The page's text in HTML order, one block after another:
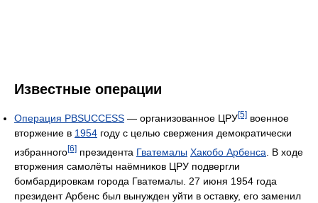
Известные операции
Операция PBSUCCESS — организованное ЦРУ[5] военное
вторжение в 1954 году с целью свержения демократически
избранного[6] президента Гватемалы Хакобо Арбенса . В ходе
вторжения самолёты наёмников ЦРУ подвергли
бомбардировкам города Гватемалы. 27 июня 1954 года
президент Арбенс был вынужден уйти в оставку, его заменил